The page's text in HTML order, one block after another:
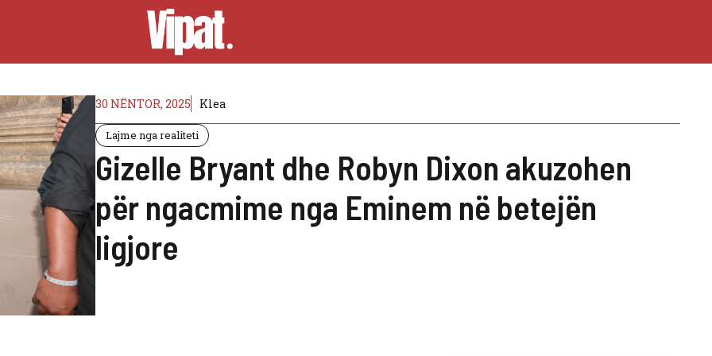
30 NËNTOR, 2025 Klea
Lajme nga realiteti
Gizelle Bryant dhe Robyn Dixon akuzohen
për ngacmime nga Eminem në betejën
ligjore